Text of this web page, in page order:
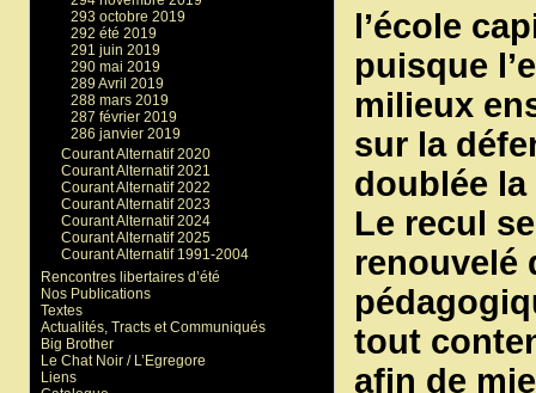
l’école
puisque
milieux
sur la
doublée
Le recul
renouvelé
tout
afin de
293 octobre 2019
292 été 2019
291 juin 2019
290 mai 2019
289 Avril 2019
288 mars 2019
287 février 2019
286 janvier 2019
Courant Alternatif 2020
Courant Alternatif 2021
Courant Alternatif 2022
Courant Alternatif 2023
Courant Alternatif 2024
Courant Alternatif 2025
Courant Alternatif 1991-2004
Rencontres libertaires d’été
Nos Publications
Textes
Actualités, Tracts et Communiqués
Big Brother
Le Chat Noir / L’Egregore
Liens